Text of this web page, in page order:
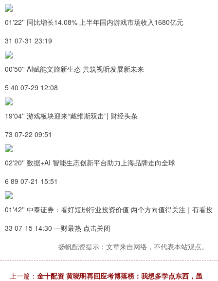
01'22'' 同比增长14.08% 上半年国内游戏市场收入1680亿元
31 07-31 23:19
00'50'' AI赋能文旅新生态 共筑视听发展新未来
5 40 07-29 12:08
19'04'' 游戏板块迎来“戴维斯双击”| 财经头条
73 07-22 09:51
02'20'' 数据+AI 智能生态创新平台助力上海品牌走向全球
6 89 07-21 15:51
01'42'' 中泰证券：看好短剧行业投资价值 两个方向值得关注｜有看投
33 07-15 14:30 一财最热 点击关闭
扬帆配资提示：文章来自网络，不代表本站观点。
上一篇： 金十配资 黄晓明再回应考博落榜：我想多学点东西，虽